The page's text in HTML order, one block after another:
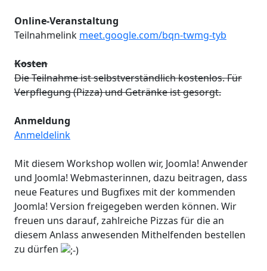
Online-Veranstaltung
Teilnahmelink meet.google.com/bqn-twmg-tyb
Kosten
Die Teilnahme ist selbstverständlich kostenlos. Für
Verpflegung (Pizza) und Getränke ist gesorgt.
Anmeldung
Anmeldelink
Mit diesem Workshop wollen wir, Joomla! Anwender
und Joomla! Webmasterinnen, dazu beitragen, dass
neue Features und Bugfixes mit der kommenden
Joomla! Version freigegeben werden können. Wir
freuen uns darauf, zahlreiche Pizzas für die an
diesem Anlass anwesenden Mithelfenden bestellen
zu dürfen